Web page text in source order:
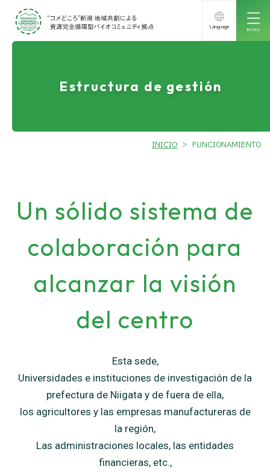
Language
Português
Dansk
Svenska
Ελληνικά
Estructura de gestión
INICIO > FUNCIONAMIENTO
Un sólido sistema de
colaboración para
alcanzar la visión
del centro
Esta sede,
Universidades e instituciones de investigación de la
prefectura de Niigata y de fuera de ella,
los agricultores y las empresas manufactureras de
la región,
Las administraciones locales, las entidades
financieras, etc.,